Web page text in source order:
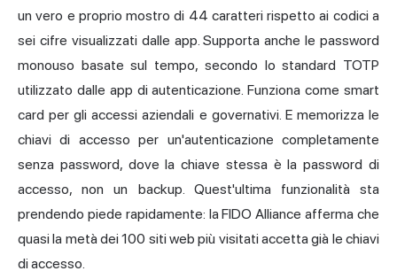
un vero e proprio mostro di 44 caratteri rispetto ai codici a
sei cifre visualizzati dalle app. Supporta anche le password
monouso basate sul tempo, secondo lo standard TOTP
utilizzato dalle app di autenticazione. Funziona come smart
card per gli accessi aziendali e governativi. E memorizza le
chiavi di accesso per un'autenticazione completamente
senza password, dove la chiave stessa è la password di
accesso, non un backup. Quest'ultima funzionalità sta
prendendo piede rapidamente: laFIDO Alliance afferma che
quasi la metà dei 100 siti web più visitati accetta già le chiavi
di accesso.